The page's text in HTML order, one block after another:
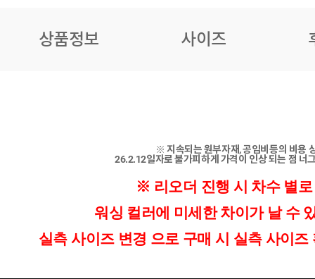
상품정보 사이즈
※ 지속되는 원부자재, 공임비등의 비용
26.2.12일자로 불가피하게 가격이 인상 되는 점 너
※ 리오더 진행 시 차수 별
워싱 컬러에 미세한 차이가 날 수
실측 사이즈 변경 으로 구매 시 실측 사이